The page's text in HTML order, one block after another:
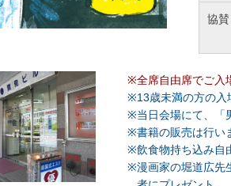
協賛
※全席自由席でご入
※13歳未満の方の入
※当日会場にて、「
※書籍の販売は行い
※飲食物持ち込み自
※漫画家の堀道広